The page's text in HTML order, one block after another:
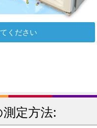
ください
定方法: